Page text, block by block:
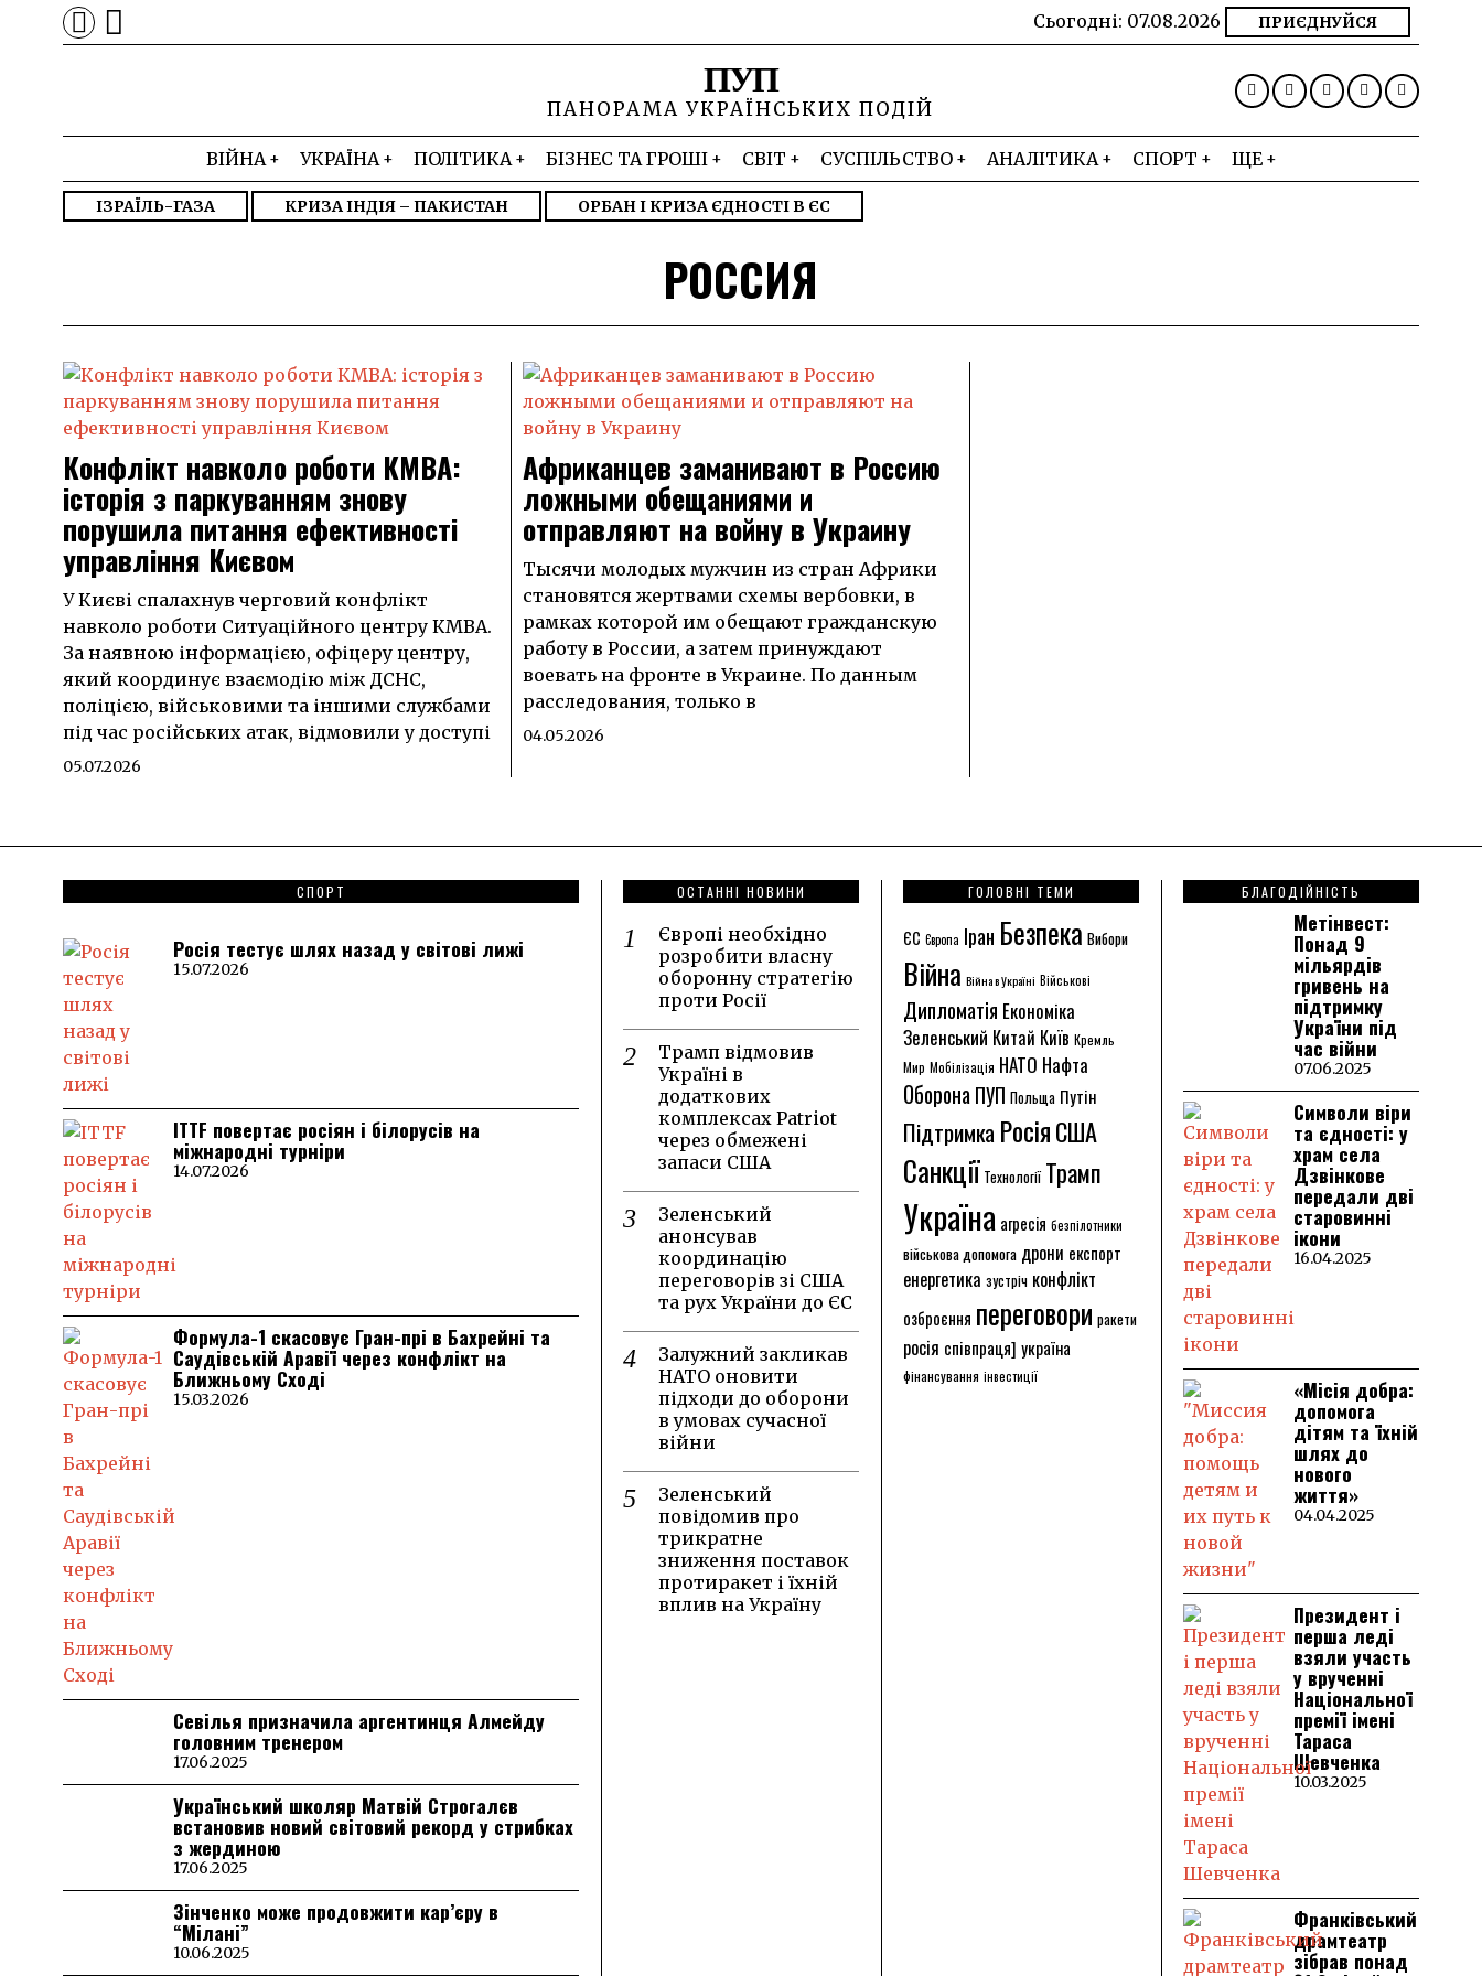
Сьогодні: 07.08.2026 ПРИЄДНУЙСЯ
ПУП
ПАНОРАМА УКРАЇНСЬКИХ ПОДІЙ
ВІЙНА УКРАЇНА ПОЛІТИКА БІЗНЕС ТА ГРОШІ СВІТ СУСПІЛЬСТВО АНАЛІТИКА СПОРТ ЩЕ
ІЗРАЇЛЬ-ГАЗА КРИЗА ІНДІЯ – ПАКИСТАН ОРБАН І КРИЗА ЄДНОСТІ В ЄС
РОССИЯ
Конфлікт навколо роботи КМВА:
історія з паркуванням знову
порушила питання ефективності
управління Києвом
У Києві спалахнув черговий конфлікт
навколо роботи Ситуаційного центру КМВА.
За наявною інформацією, офіцеру центру,
який координує взаємодію між ДСНС,
поліцією, військовими та іншими службами
під час російських атак, відмовили у доступі
05.07.2026
Африканцев заманивают в Россию
ложными обещаниями и
отправляют на войну в Украину
Тысячи молодых мужчин из стран Африки
становятся жертвами схемы вербовки, в
рамках которой им обещают гражданскую
работу в России, а затем принуждают
воевать на фронте в Украине. По данным
расследования, только в
04.05.2026
СПОРТ
Росія тестує шлях назад у світові лижі
15.07.2026
ITTF повертає росіян і білорусів на
міжнародні турніри
14.07.2026
Формула-1 скасовує Гран-прі в Бахрейні та
Саудівській Аравії через конфлікт на
Ближньому Сході
15.03.2026
Севілья призначила аргентинця Алмейду
головним тренером
17.06.2025
Український школяр Матвій Строгалєв
встановив новий світовий рекорд у стрибках
з жердиною
17.06.2025
Зінченко може продовжити кар’єру в
“Мілані”
10.06.2025
ОСТАННІ НОВИНИ
Європі необхідно
розробити власну
оборонну стратегію
проти Росії
Трамп відмовив
Україні в
додаткових
комплексах Patriot
через обмежені
запаси США
Зеленський
анонсував
координацію
переговорів зі США
та рух України до ЄС
Залужний закликав
НАТО оновити
підходи до оборони
в умовах сучасної
війни
Зеленський
повідомив про
трикратне
зниження поставок
протиракет і їхній
вплив на Україну
ГОЛОВНІ ТЕМИ
ЄС Європа Іран Безпека Вибори
Війна Війна в Україні Військові
Дипломатія Економіка
Зеленський Китай Київ Кремль
Мир Мобілізація НАТО Нафта
ОборонаПУП Польща Путін
Підтримка РосіяСША
Санкції Технології Трамп
Україна агресія безпілотники
військова допомога дрони експорт
енергетика зустріч конфлікт
озброєння переговори ракети
росія співпраця] україна
фінансування інвестиції
БЛАГОДІЙНІСТЬ
Метінвест:
Понад 9
мільярдів
гривень на
підтримку
України під
час війни
07.06.2025
Символи віри
та єдності: у
храм села
Дзвінкове
передали дві
старовинні
ікони
16.04.2025
«Місія добра:
допомога
дітям та їхній
шлях до
нового
життя»
04.04.2025
Президент і
перша леді
взяли участь
у врученні
Національної
премії імені
Тараса
Шевченка
10.03.2025
Франківський
драмтеатр
зібрав понад